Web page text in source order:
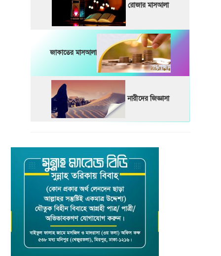
রোজার মাসআলা
জাকাতের মাসআলা
নারীদের জিজ্ঞাসা